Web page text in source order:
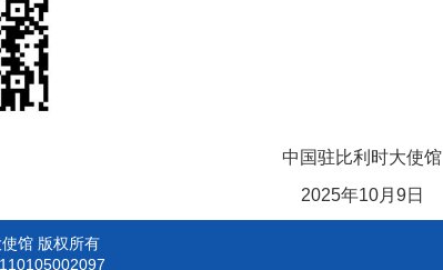
中国驻比利时大使馆
2025年10月9日
馆 版权所有
110105002097